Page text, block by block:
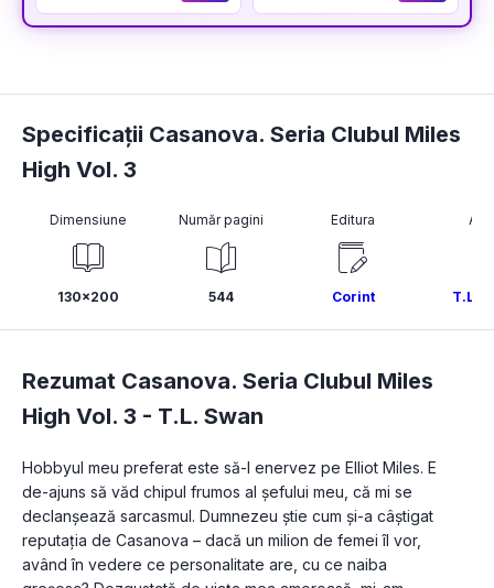
Specificații Casanova. Seria Clubul Miles
High Vol. 3
Dimensiune
130x200
Număr pagini
544
Editura
Corint T.L.
Rezumat Casanova. Seria Clubul Miles
High Vol. 3 - T.L. Swan
Hobbyul meu preferat este să-l enervez pe Elliot Miles. E
de-ajuns să văd chipul frumos al șefului meu, că mi se
declanșează sarcasmul. Dumnezeu știe cum și-a câștigat
reputația de Casanova – dacă un milion de femei îl vor,
având în vedere ce personalitate are, cu ce naiba